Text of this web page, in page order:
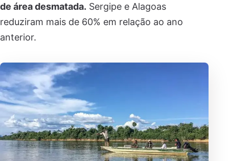
de área desmatada. Sergipe e Alagoas
reduziram mais de 60% em relação ao ano
anterior.